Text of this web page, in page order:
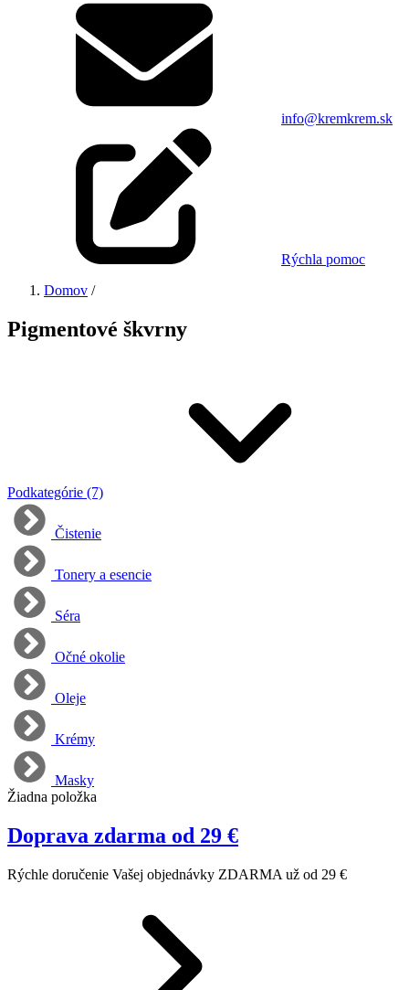
info@kremkrem.sk
Rýchla pomoc
Domov /
Pigmentové škvrny
Podkategórie (7)
Čistenie
Tonery a esencie
Séra
Očné okolie
Oleje
Krémy
Masky
Žiadna položka
Doprava zdarma od 29 €
Rýchle doručenie Vašej objednávky ZDARMA už od 29 €